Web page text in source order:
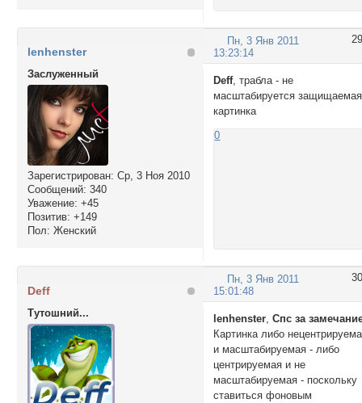
29
Пн, 3 Янв 2011
13:23:14
lenhenster
Заслуженный
Зарегистрирован: Ср, 3 Ноя 2010
Сообщений: 340
Уважение: +45
Позитив: +149
Пол: Женский
Deff, трабла - не
масштабируется защищаемая
картинка
0
30
Пн, 3 Янв 2011
15:01:48
Deff
Тутошний...
lenhenster,Спс за
Картинка либо
и масштабируемая - либо
центрируемая и не
масштабируемая - поскольку
ставиться фоновым